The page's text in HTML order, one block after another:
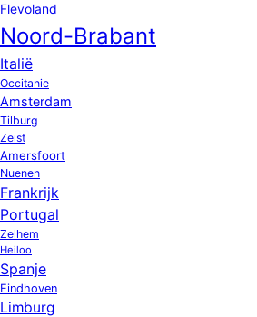
Flevoland
Noord-Brabant
Italië
Occitanie
Amsterdam
Tilburg
Zeist
Amersfoort
Nuenen
Frankrijk
Portugal
Zelhem
Heiloo
Spanje
Eindhoven
Limburg